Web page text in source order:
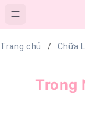
Trang chủ Chữa
Trong